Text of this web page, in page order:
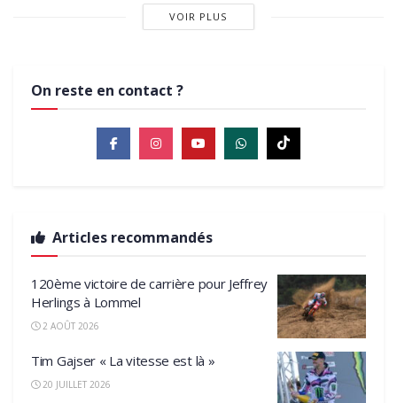
VOIR PLUS
On reste en contact ?
Articles recommandés
120ème victoire de carrière pour Jeffrey
Herlings à Lommel
2 AOÛT 2026
Tim Gajser « La vitesse est là »
20 JUILLET 2026